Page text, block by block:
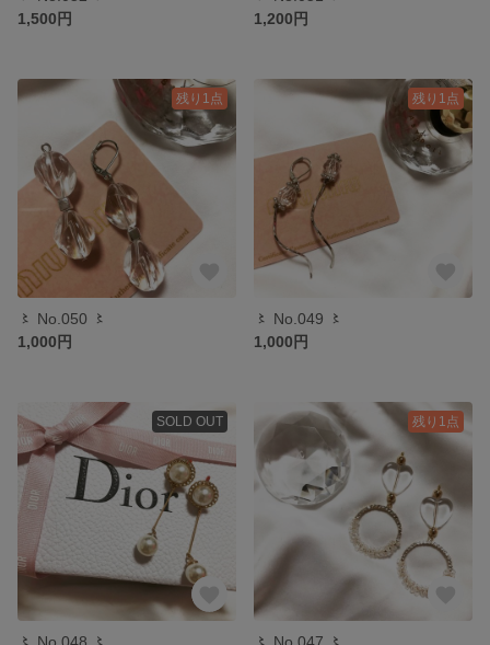
1,500円
1,200円
残り1点
〻 No.050 〻
1,000円
残り1点
〻 No.049 〻
1,000円
SOLD OUT
〻 No.048 〻
残り1点
〻 No.047 〻